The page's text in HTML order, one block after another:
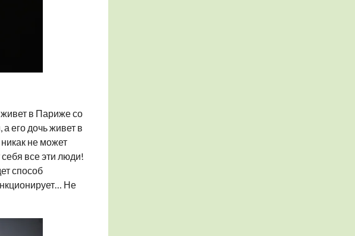
в Париже со
его дочь живет в
не может
все эти люди!
способ
Не